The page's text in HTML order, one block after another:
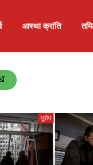
आस्था क्रांति
यूरोप